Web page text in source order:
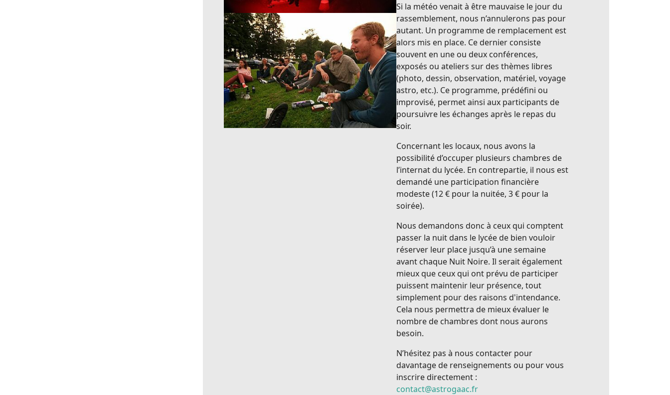
Si la météo venait à être mauvaise le jour du
rassemblement, nous n’annulerons pas pour
autant. Un programme de remplacement est
alors mis en place. Ce dernier consiste
souvent en une ou deux conférences,
exposés ou ateliers sur des thèmes libres
(photo, dessin, observation, matériel, voyage
astro, etc.). Ce programme, prédéfini ou
improvisé, permet ainsi aux participants de
poursuivre les échanges après le repas du
soir.
Concernant les locaux, nous avons la
possibilité d’occuper plusieurs chambres de
l’internat du lycée. En contrepartie, il nous est
demandé une participation financière
modeste (12 € pour la nuitée, 3 € pour la
soirée).
Nous demandons donc à ceux qui comptent
passer la nuit dans le lycée de bien vouloir
réserver leur place jusqu’à une semaine
avant chaque Nuit Noire. Il serait également
mieux que ceux qui ont prévu de participer
puissent maintenir leur présence, tout
simplement pour des raisons d'intendance.
Cela nous permettra de mieux évaluer le
nombre de chambres dont nous aurons
besoin.
N’hésitez pas à nous contacter pour
davantage de renseignements ou pour vous
inscrire directement :
contact@astrogaac.fr